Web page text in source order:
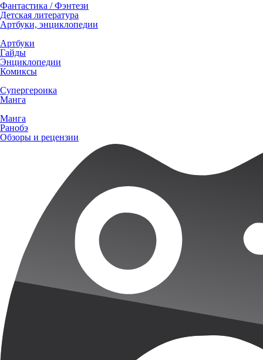
Фантастика / Фэнтези
Детская литература
Артбуки, энциклопедии
Артбуки
Гайды
Энциклопедии
Комиксы
Супергероика
Манга
Манга
Ранобэ
Обзоры и рецензии